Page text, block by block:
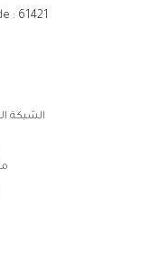
: 61421
الشبكة